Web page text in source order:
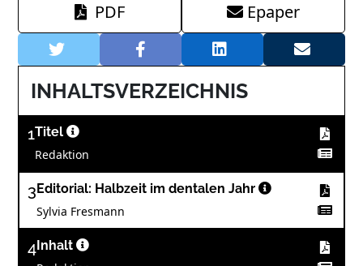
PDF Epaper
INHALTSVERZEICHNIS
1Titel
Redaktion
3 Editorial: Halbzeit im dentalen Jahr
Sylvia Fresmann
4 Inhalt